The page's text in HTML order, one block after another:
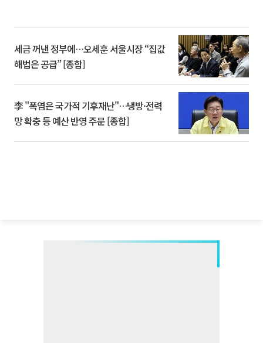
세금 꺼낸 정부에…오세훈 서울시장 “집값
해법은 공급” [종합]
李 "폭염은 국가적 기후재난"…냉방·전력
망 확충 등 예산 반영 주문 [종합]